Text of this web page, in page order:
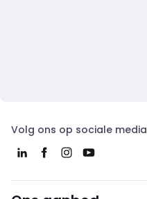
Volg ons op sociale media